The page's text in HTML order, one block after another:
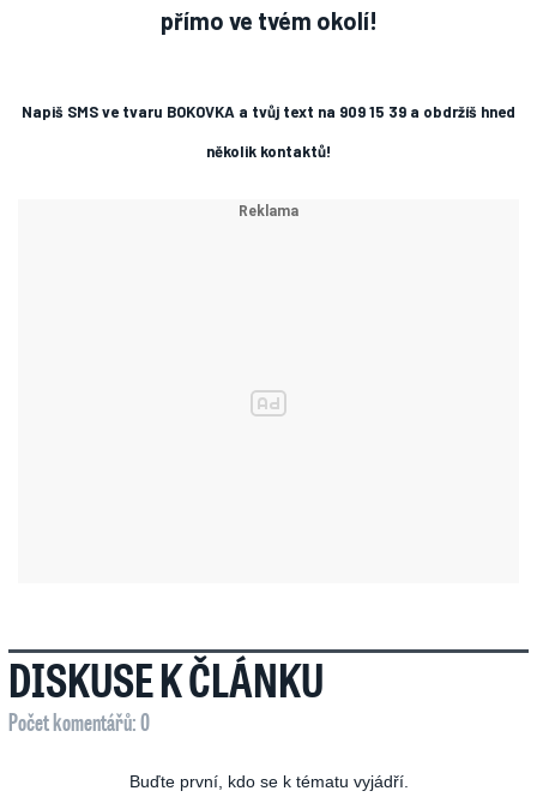
přímo ve tvém okolí!
Napiš SMS ve tvaru BOKOVKA a tvůj text na 909 15 39 a obdržíš hned
několik kontaktů!
DISKUSE K ČLÁNKU
Počet komentářů: 0
Buďte první, kdo se k tématu vyjádří.